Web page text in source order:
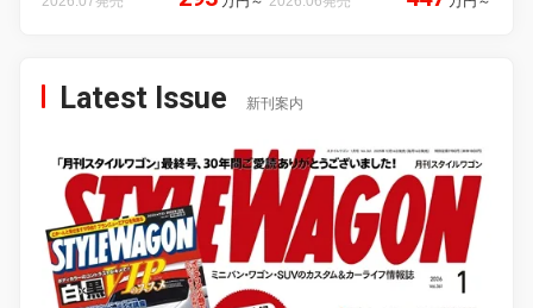
Latest Issue 新刊案内